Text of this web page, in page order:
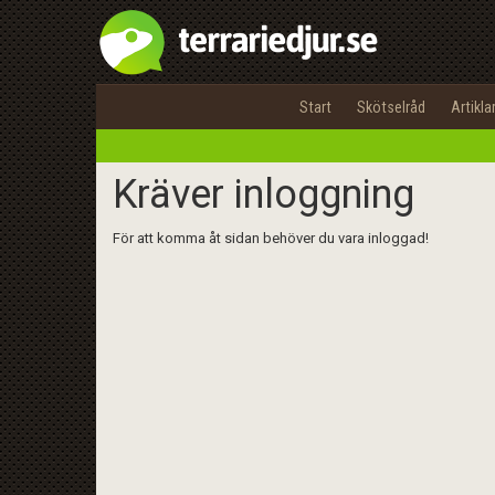
Start Skötselråd Artiklar
Kräver inloggning
För att komma åt sidan behöver du vara inloggad!